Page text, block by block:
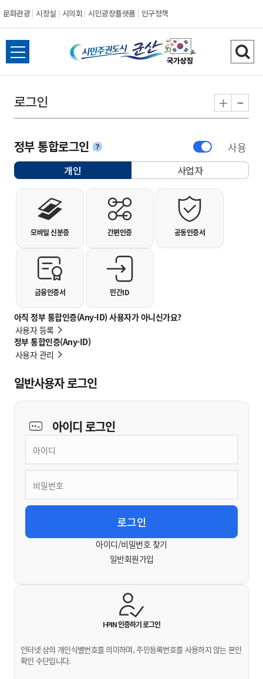
문화관광 시장실 시의회 시민광장플랫폼 인구정책
시민주권도시 군
전체메뉴 열기 검
로그인 + -
정부 통합로그인안내 사용
아직 정부 통합인증(Any-ID) 사용자가 아니신가요?
사용자 등록
정부 통합인증(Any-ID)
사용자 관리
개인선택됨 사업자
개인사용자 로그인
모바일 신분증 간편인증 공동인증서
금융인증서 민간ID
일반사용자 로그인
아이디로그인
아이디/비밀번호 찾기
일반회원가입
I-PIN 인증하기로그인
인터넷 상의 개인식별번호를 의미하며, 주민등록번호를 사용하지 않는 본인
확인 수단입니다.